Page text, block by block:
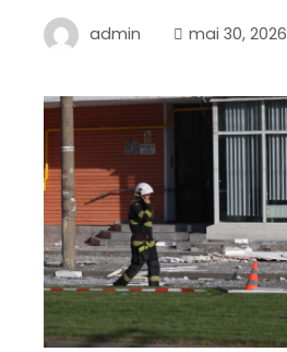
admin mai 30, 2026